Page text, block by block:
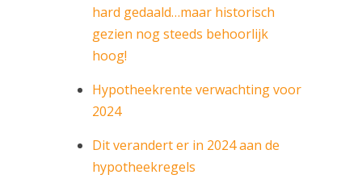
hard gedaald…maar historisch
gezien nog steeds behoorlijk
hoog!
Hypotheekrente verwachting voor
2024
Dit verandert er in 2024 aan de
hypotheekregels